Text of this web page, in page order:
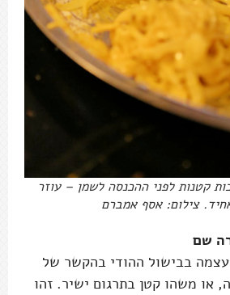
קטנות לפני ההכנסה לשמן – עוזר
צילום: אסף אמברם
שם
בבישול ההודי בהקשר של
או משהו קטן בתרגום ישיר. זהו